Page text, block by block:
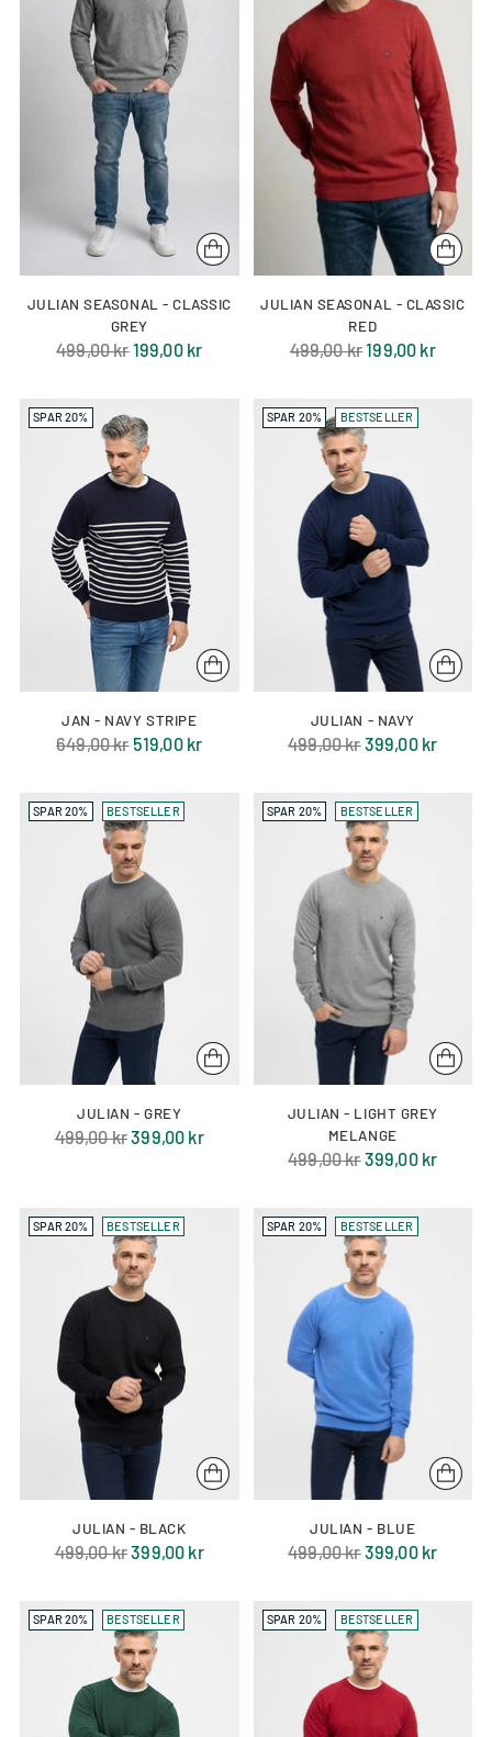
JULIAN SEASONAL - CLASSIC
GREY
Normal
499,00 kr199,00 kr
JULIAN SEASONAL - CLASSIC
RED
Normal
499,00 kr199,00 kr
SPAR 20%
JAN - NAVY STRIPE
Normal
649,00 kr 519,00 kr
SPAR 20% BESTSELLER
JULIAN - NAVY
Normal
499,00 kr399,00 kr
SPAR 20% BESTSELLER
JULIAN - GREY
Normal
499,00 kr399,00 kr
SPAR 20% BESTSELLER
JULIAN - LIGHT GREY
MELANGE
Normal
499,00 kr399,00 kr
SPAR 20% BESTSELLER
JULIAN - BLACK
Normal
499,00 kr399,00 kr
SPAR 20% BESTSELLER
JULIAN - BLUE
Normal
499,00 kr399,00 kr
SPAR 20% BESTSELLER SPAR 20% BESTSELLER